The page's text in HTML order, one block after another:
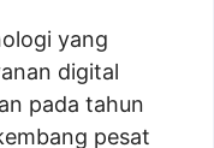
yang
digital
pada tahun
pesat